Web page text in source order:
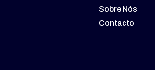
Sobre Nós
Contacto